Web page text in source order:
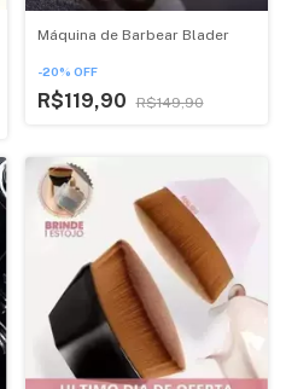
Máquina de Barbear Blader
-20% OFF
R$119,90 R$149,90